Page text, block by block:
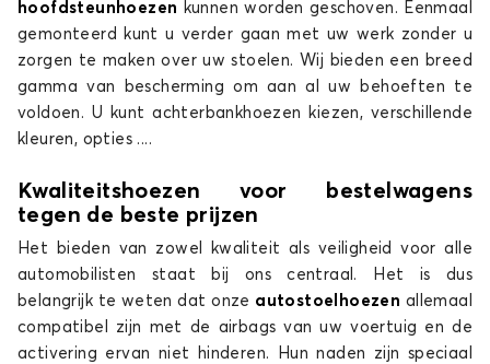
hoofdsteunhoezen kunnen worden geschoven. Eenmaal
gemonteerd kunt u verder gaan met uw werk zonder u
zorgen te maken over uw stoelen. Wij bieden een breed
gamma van bescherming om aan al uw behoeften te
voldoen. U kunt achterbankhoezen kiezen, verschillende
kleuren, opties ....
Kwaliteitshoezen voor bestelwagens
tegen de beste prijzen
Het bieden van zowel kwaliteit als veiligheid voor alle
automobilisten staat bij ons centraal. Het is dus
belangrijk te weten dat onze autostoelhoezen allemaal
compatibel zijn met de airbags van uw voertuig en de
activering ervan niet hinderen. Hun naden zijn speciaal